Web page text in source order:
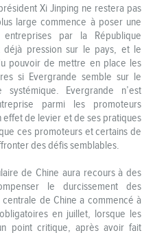
Xi Jinping ne restera pas
large commence à poser une
par la République
pression sur le pays, et le
pouvoir de mettre en place les
si Evergrande semble sur le
Evergrande n’est
parmi les promoteurs
de levier et de ses pratiques
ces promoteurs et certains de
des défis semblables.
de Chine aura recours à des
le durcissement des
de Chine a commencé à
en juillet, lorsque les
point critique, après avoir fait